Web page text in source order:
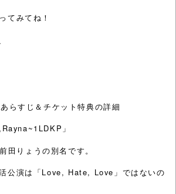
てみてね！
すじ＆チケット特典の詳細
」
田りょうの別名です。
公演は「Love, Hate, Love」ではないの